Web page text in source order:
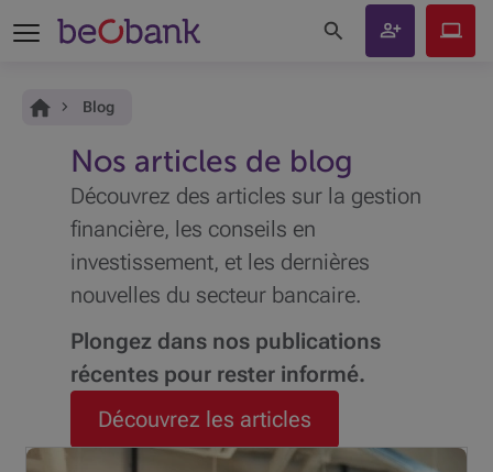
Vous êtes ici:
Accueil Blog
Nos articles de blog
Découvrez des articles sur la gestion
financière, les conseils en
investissement, et les dernières
nouvelles du secteur bancaire.
Plongez dans nos publications
récentes pour rester informé.
Découvrez les articles
Votre conseiller Beobank est à votre écoute pour